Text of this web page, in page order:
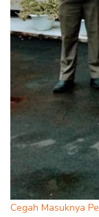
Cegah Masuknya